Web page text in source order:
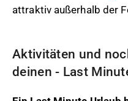
attraktiv außerhalb der
Aktivitäten und
deinen - Last